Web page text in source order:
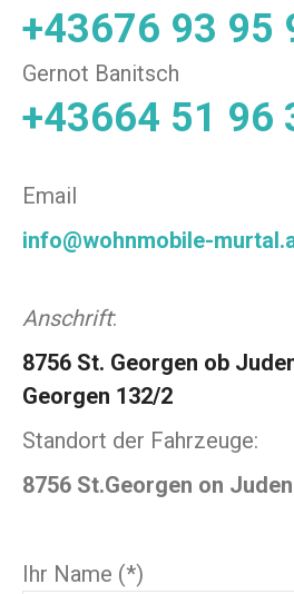
+43676 93 95
Gernot Banitsch
+43664 51 96
Email
info@wohnmobile-
Anschrift:
8756 St. Georgen ob
Georgen 132/2
Standort der Fahrzeuge:
8756 St.Georgen on
Ihr Name (*)